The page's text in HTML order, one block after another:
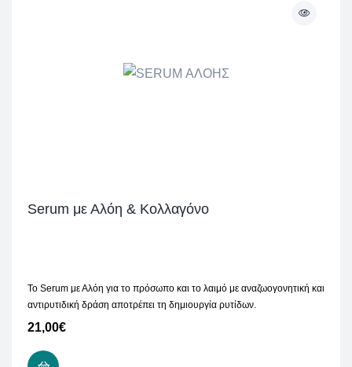
Serum με Αλόη & Κολλαγόνο
Το Serum με Αλόη για το πρόσωπο και το λαιμό με αναζωογονητική και
αντιρυτιδική δράση αποτρέπει τη δημιουργία ρυτίδων.
21,00€